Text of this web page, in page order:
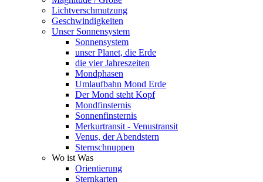
Lichtverschmutzung
Geschwindigkeiten
Unser Sonnensystem
Sonnensystem
unser Planet, die Erde
die vier Jahreszeiten
Mondphasen
Umlaufbahn Mond Erde
Der Mond steht Kopf
Mondfinsternis
Sonnenfinsternis
Merkurtransit - Venustransit
Venus, der Abendstern
Sternschnuppen
Wo ist Was
Orientierung
Sternkarten